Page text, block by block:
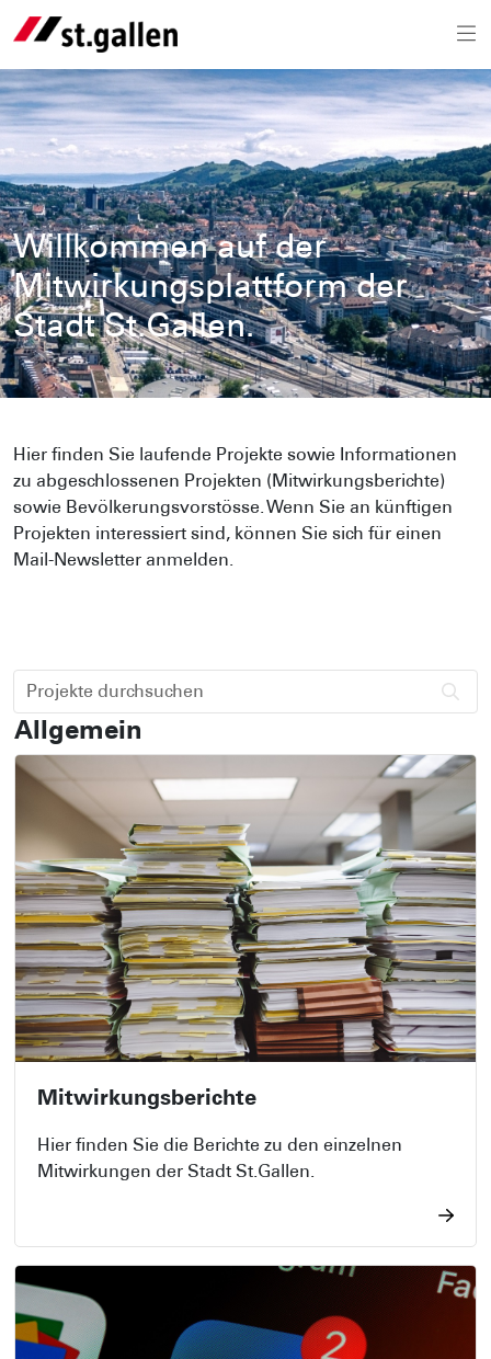
Willkommen auf der
Mitwirkungsplattform der
Stadt St.Gallen.
Hier finden Sie laufende Projekte sowie Informationen
zu abgeschlossenen Projekten (Mitwirkungsberichte)
sowie Bevölkerungsvorstösse. Wenn Sie an künftigen
Projekten interessiert sind, können Sie sich für einen
Mail-Newsletter anmelden.
Projekte durchsuchen
Allgemein
Mitwirkungsberichte
Hier finden Sie die Berichte zu den einzelnen
Mitwirkungen der Stadt St.Gallen.